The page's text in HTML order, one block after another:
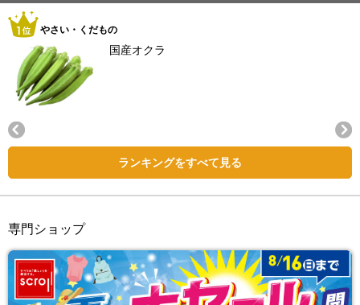
やさい・くだもの
国産オクラ
ランキングをすべて見る
専門ショップ